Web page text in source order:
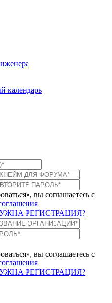
календарь
вы соглашаетесь с
РЕГИСТРАЦИЯ?
вы соглашаетесь с
РЕГИСТРАЦИЯ?